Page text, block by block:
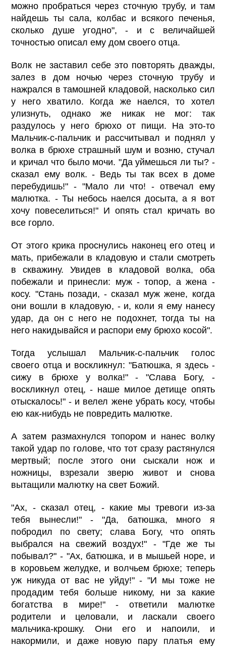
можно пробраться через сточную трубу, и там
найдешь ты сала, колбас и всякого печенья,
сколько душе угодно", - и с величайшей
точностью описал ему дом своего отца.
Волк не заставил себе это повторять дважды,
залез в дом ночью через сточную трубу и
нажрался в тамошней кладовой, насколько сил
у него хватило. Когда же наелся, то хотел
улизнуть, однако же никак не мог: так
раздулось у него брюхо от пищи. На это-то
Мальчик-с-пальчик и рассчитывал и поднял у
волка в брюхе страшный шум и возню, стучал
и кричал что было мочи. "Да уймешься ли ты? -
сказал ему волк. - Ведь ты так всех в доме
перебудишь!" - "Мало ли что! - отвечал ему
малютка. - Ты небось наелся досыта, а я вот
хочу повеселиться!" И опять стал кричать во
все горло.
От этого крика проснулись наконец его отец и
мать, прибежали в кладовую и стали смотреть
в скважину. Увидев в кладовой волка, оба
побежали и принесли: муж - топор, а жена -
косу. "Стань позади, - сказал муж жене, когда
они вошли в кладовую, - и, коли я ему нанесу
удар, да он с него не подохнет, тогда ты на
него накидывайся и распори ему брюхо косой".
Тогда услышал Мальчик-с-пальчик голос
своего отца и воскликнул: "Батюшка, я здесь -
сижу в брюхе у волка!" - "Слава Богу, -
воскликнул отец, - наше милое детище опять
отыскалось!" - и велел жене убрать косу, чтобы
ею как-нибудь не повредить малютке.
А затем размахнулся топором и нанес волку
такой удар по голове, что тот сразу растянулся
мертвый; после этого они сыскали нож и
ножницы, взрезали зверю живот и снова
вытащили малютку на свет Божий.
"Ах, - сказал отец, - какие мы тревоги из-за
тебя вынесли!" - "Да, батюшка, много я
побродил по свету; слава Богу, что опять
выбрался на свежий воздух!" - "Где же ты
побывал?" - "Ах, батюшка, и в мышьей норе, и
в коровьем желудке, и волчьем брюхе; теперь
уж никуда от вас не уйду!" - "И мы тоже не
продадим тебя больше никому, ни за какие
богатства в мире!" - ответили малютке
родители и целовали, и ласкали своего
мальчика-крошку. Они его и напоили, и
накормили, и даже новую пару платья ему